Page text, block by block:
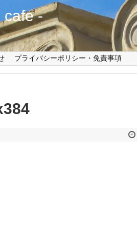
cafe -
プライバシーポリシー・免責事項